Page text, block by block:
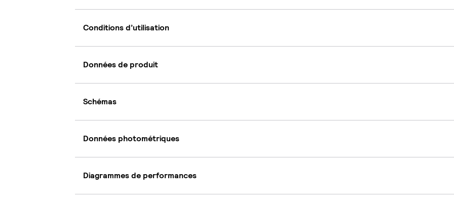
Conditions d’utilisation
Données de produit
Schémas
Données photométriques
Diagrammes de performances